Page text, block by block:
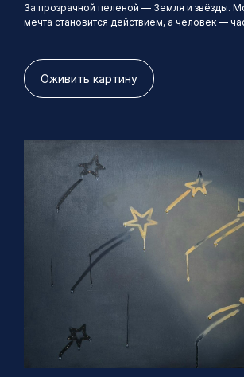
За прозрачной пеленой — Земля и звёзды.
мечта становится действием, а человек —
Оживить картину